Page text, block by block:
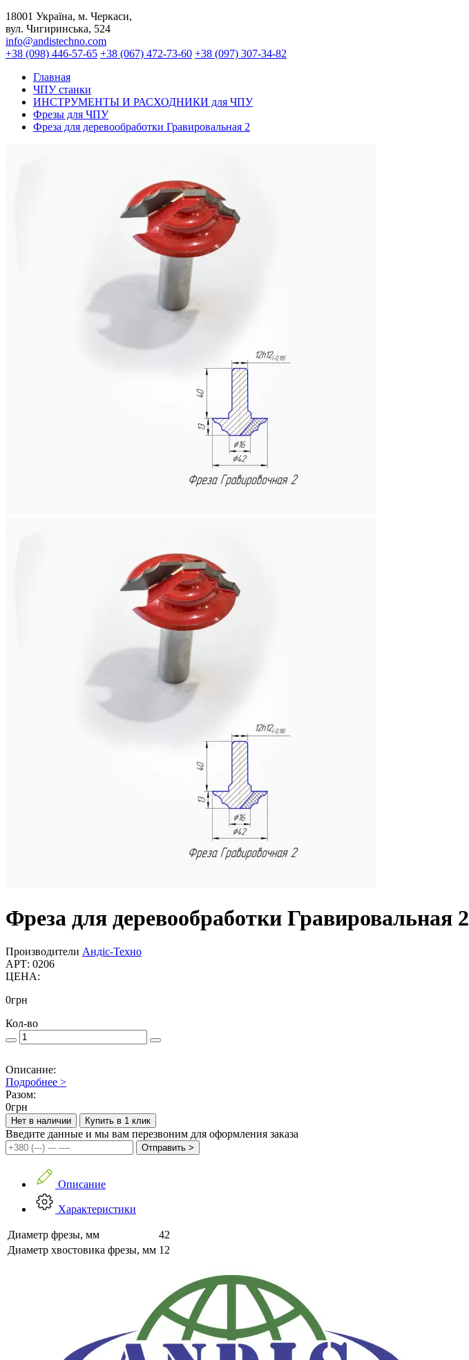
18001 Україна, м. Черкаси,
вул. Чигиринська, 524
info@andistechno.com
+38 (098) 446-57-65 +38 (067) 472-73-60 +38 (097) 307-34-82
Главная
ЧПУ станки
ИНСТРУМЕНТЫ И РАСХОДНИКИ для ЧПУ
Фрезы для ЧПУ
Фреза для деревообработки Гравировальная 2
Фреза для деревообработки Гравировальная 2
Производители Андіс-Техно
АРТ: 0206
ЦЕНА:
0грн
Кол-во
Описание:
Подробнее >
Разом:
0грн
Нет в наличии Купить в 1 клик
Введите данные и мы вам перезвоним для оформления заказа
Отправить >
Описание
Характеристики
Диаметр фрезы, мм
42
Диаметр хвостовика фрезы, мм 12